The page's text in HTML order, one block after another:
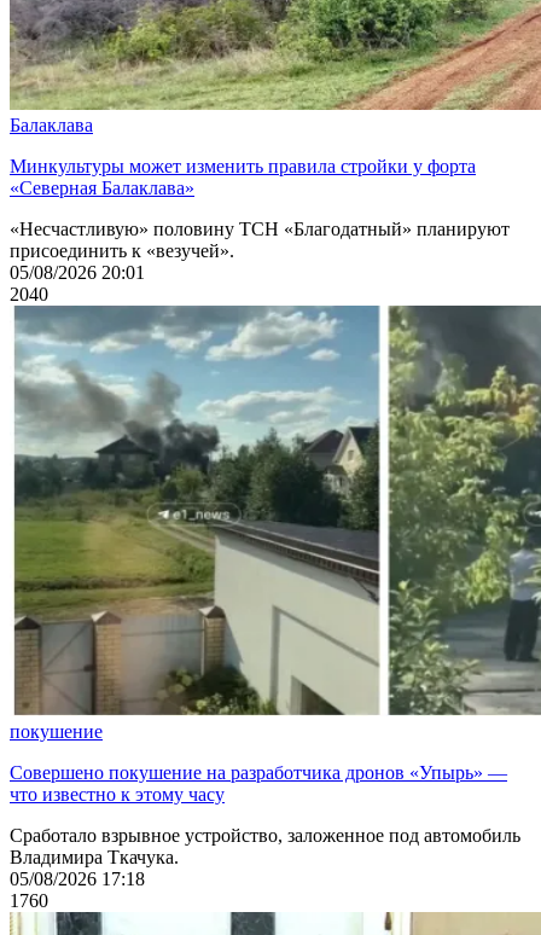
Балаклава
Минкультуры может изменить правила стройки у форта
«Северная Балаклава»
«Несчастливую» половину ТСН «Благодатный» планируют
присоединить к «везучей».
05/08/2026 20:01
2040
покушение
Совершено покушение на разработчика дронов «Упырь» —
что известно к этому часу
Сработало взрывное устройство, заложенное под автомобиль
Владимира Ткачука.
05/08/2026 17:18
1760